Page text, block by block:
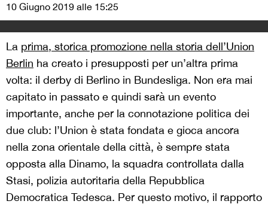
10 Giugno 2019 alle 15:25
La prima, storica promozione nella storia dell’Union
Berlin ha creato i presupposti per un’altra prima
volta: il derby di Berlino in Bundesliga. Non era mai
capitato in passato e quindi sarà un evento
importante, anche per la connotazione politica dei
due club: l’Union è stata fondata e gioca ancora
nella zona orientale della città, è sempre stata
opposta alla Dinamo, la squadra controllata dalla
Stasi, polizia autoritaria della Repubblica
Democratica Tedesca. Per questo motivo, il rapporto